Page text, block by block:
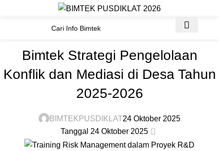
Materi Bimtek
Beranda BIMTEK BUMD/ BUMDES PEMDA
Bimtek Strategi Pengelolaan
Konflik dan Mediasi di Desa Tahun
2025-2026
BIMTEKPUSDIKLAT24 Oktober 2025
Tanggal 24 Oktober 2025
0